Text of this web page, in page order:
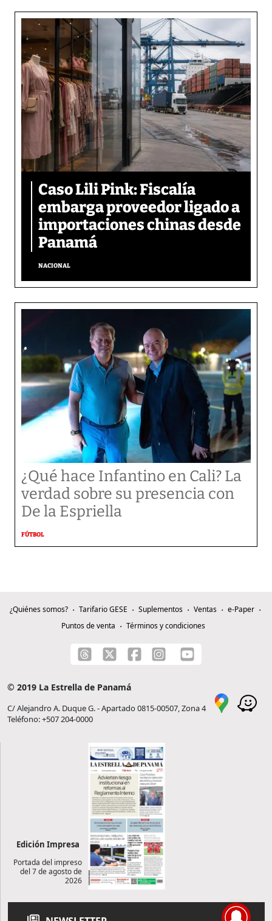
Caso Lili Pink: Fiscalía
embarga proveedor ligado a
importaciones chinas desde
Panamá
NACIONAL
¿Qué hace Infantino en Cali? La
verdad sobre su presencia con
De la Espriella
FÚTBOL
¿Quiénes somos? Tarifario GESE Suplementos Ventas
e-Paper
Puntos de venta
Términos y condiciones
© 2019 La Estrella de Panamá
C/ Alejandro A. Duque G. - Apartado 0815-00507, Zona 4
Teléfono: +507 204-0000
Edición Impresa
Portada del impreso
del 7 de agosto de
2026